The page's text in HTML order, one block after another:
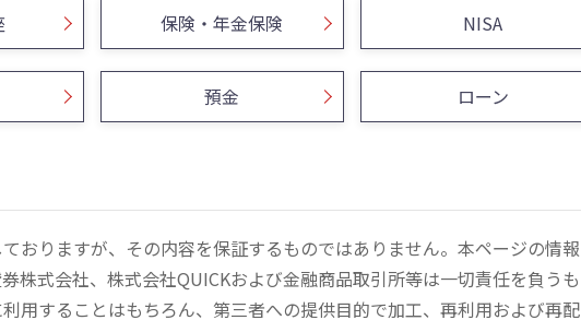
保険・年金保険 NISA
預金 ローン
おりますが、その内容を保証するものではありません。本ページの情報
株式会社、株式会社QUICKおよび金融商品取引所等は一切責任を負うも
用することはもちろん、第三者への提供目的で加工、再利用および再配